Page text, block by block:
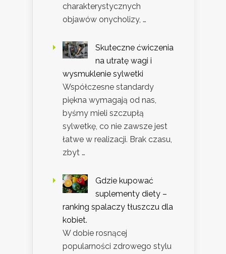
charakterystycznych
objawów onycholizy, …
Skuteczne ćwiczenia
na utratę wagi i
wysmuklenie sylwetki
Współczesne standardy
piękna wymagają od nas,
byśmy mieli szczupłą
sylwetkę, co nie zawsze jest
łatwe w realizacji. Brak czasu,
zbyt …
Gdzie kupować
suplementy diety –
ranking spalaczy tłuszczu dla
kobiet.
W dobie rosnącej
popularności zdrowego stylu